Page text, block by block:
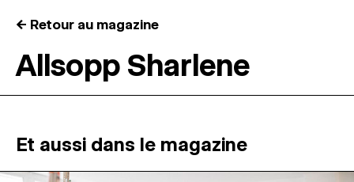
RÉSIDENCES ↓
ATELIERS OUVERTS
← Retour au magazine
Allsopp Sharlene
Et aussi dans le magazine